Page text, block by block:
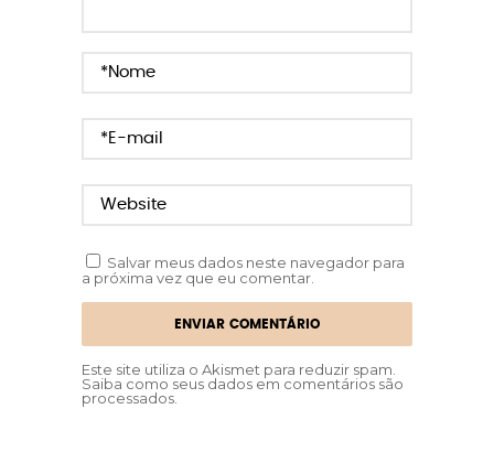
Salvar meus dados neste navegador para
a próxima vez que eu comentar.
Este site utiliza o Akismet para reduzir spam.
Saiba como seus dados em comentários são
processados